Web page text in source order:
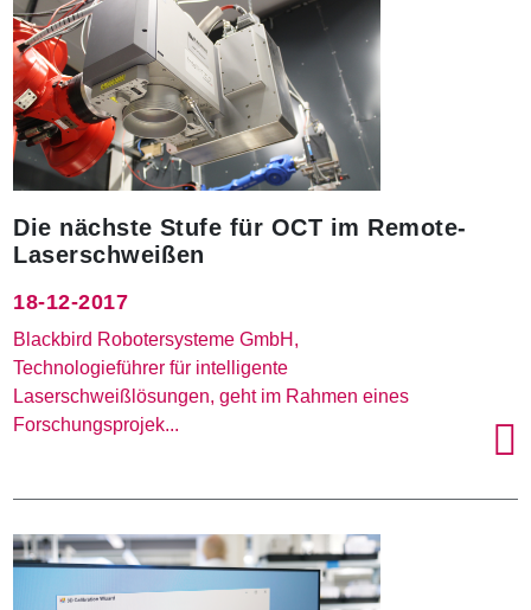
Die nächste Stufe für OCT im Remote-
Laserschweißen
18-12-2017
Blackbird Robotersysteme GmbH,
Technologieführer für intelligente
Laserschweißlösungen, geht im Rahmen eines
Forschungsprojek...